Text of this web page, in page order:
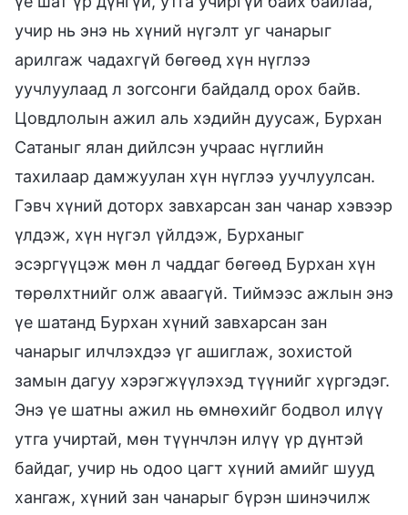
учир нь энэ нь хүний нүгэлт уг чанарыг
арилгаж чадахгүй бөгөөд хүн нүглээ
уучлуулаад л зогсонги байдалд орох байв.
Цовдлолын ажил аль хэдийн дуусаж, Бурхан
Сатаныг ялан дийлсэн учраас нүглийн
тахилаар дамжуулан хүн нүглээ уучлуулсан.
Гэвч хүний доторх завхарсан зан чанар хэвээр
үлдэж, хүн нүгэл үйлдэж, Бурханыг
эсэргүүцэж мөн л чаддаг бөгөөд Бурхан хүн
төрөлхтнийг олж аваагүй. Тиймээс ажлын энэ
үе шатанд Бурхан хүний завхарсан зан
чанарыг илчлэхдээ үг ашиглаж, зохистой
замын дагуу хэрэгжүүлэхэд түүнийг хүргэдэг.
Энэ үе шатны ажил нь өмнөхийг бодвол илүү
утга учиртай, мөн түүнчлэн илүү үр дүнтэй
байдаг, учир нь одоо цагт хүний амийг шууд
хангаж, хүний зан чанарыг бүрэн шинэчилж